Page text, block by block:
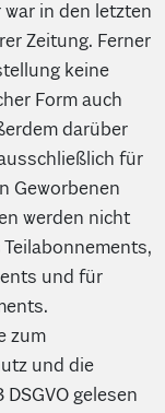
in den letzten
Zeitung. Ferner
keine
Form auch
darüber
für
Geworbenen
werden nicht
und für
zum
und die
gelesen